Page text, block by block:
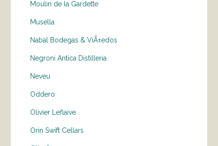
Moulin de la Gardette
Musella
Nabal Bodegas & ViÃ±edos
Negroni Antica Distilleria
Neveu
Oddero
Olivier Leflaive
Orin Swift Cellars